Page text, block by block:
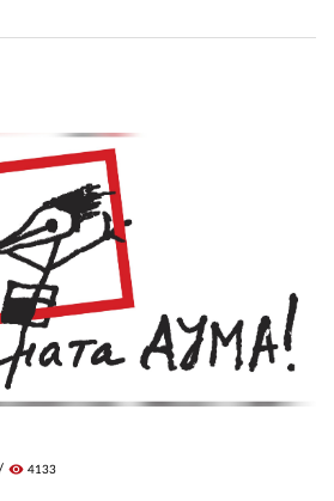
visibility 4133